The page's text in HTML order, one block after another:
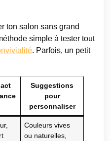
ton salon sans grand
simple à tester tout
. Parfois, un petit
Suggestions
pour
personnaliser
Couleurs vives
ou naturelles,